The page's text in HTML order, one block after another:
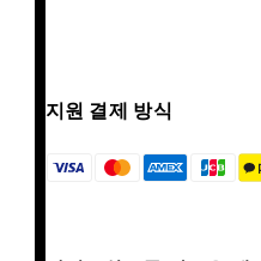
지원 결제 방식